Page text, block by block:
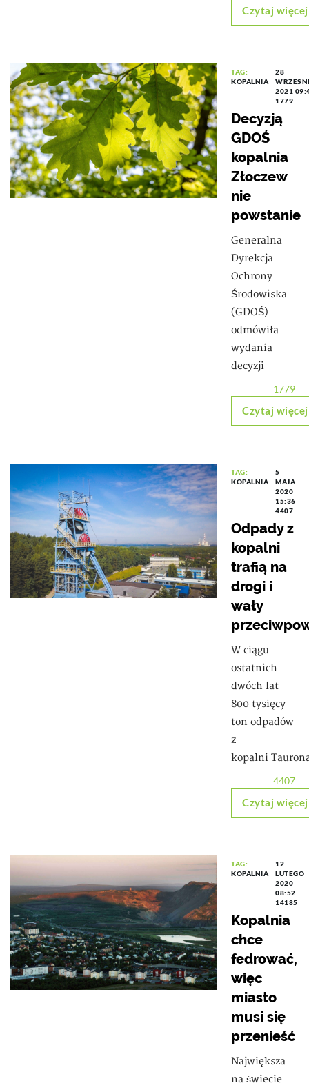
Czytaj więcej
TAG:
KOPALNIA
28
2021
1779
Decyzją
GDOŚ
kopalnia
Złoczew
nie
powstanie
Generalna
Dyrekcja
Ochrony
Środowiska
(GDOŚ)
odmówiła
wydania
decyzji
1779
Czytaj więcej
TAG:
KOPALNIA
5
MAJA
2020
15:36
4407
Odpady z
kopalni
trafią na
drogi i
wały
W ciągu
ostatnich
dwóch lat
800 tysięcy
ton odpadów
z
kopalni
4407
Czytaj więcej
TAG:
KOPALNIA
12
LUTEGO
2020
08:52
14185
Kopalnia
chce
fedrować,
więc
miasto
musi się
przenieść
Największa
na świecie